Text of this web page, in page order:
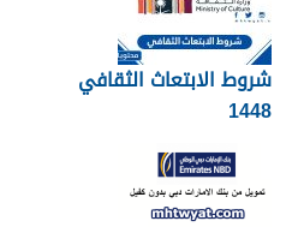
شروط الابتعاث الثقافي
1448